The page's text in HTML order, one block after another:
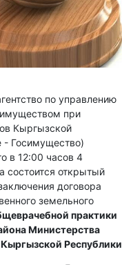
по управлению
при
Кыргызской
- Госимущество)
в 12:00 часов 4
состоится открытый
договора
земельного
практики
Министерства
Республики